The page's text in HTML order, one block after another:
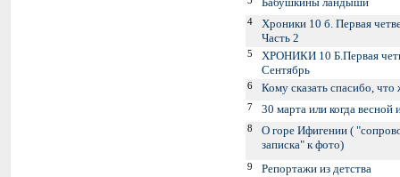
4
Хроники 10 б. Первая
Часть 2
5
ХРОНИКИ 10 Б.Первая
Сентябрь
6 Кому сказать спасибо, что
7 30 марта или когда весной
8
О горе Ифигении (
записка" к фото)
9 Репортажи из детства